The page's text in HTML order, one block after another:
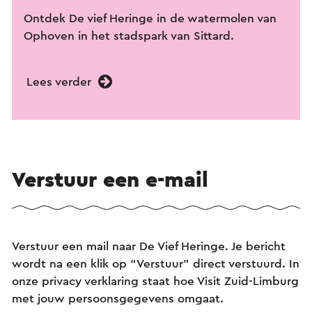
Ontdek De vief Heringe in de watermolen van
Ophoven in het stadspark van Sittard.
Lees verder
Verstuur een e-mail
Verstuur een mail naar De Vief Heringe. Je bericht
wordt na een klik op “Verstuur” direct verstuurd. In
onze privacy verklaring staat hoe Visit Zuid-Limburg
met jouw persoonsgegevens omgaat.